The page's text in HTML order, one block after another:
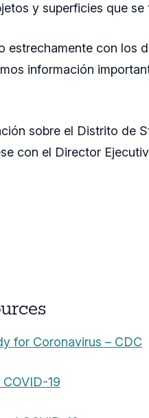
y superficies que
estrechamente con los
información
sobre el Distrito de
con el Director
for Coronavirus – CDC
19